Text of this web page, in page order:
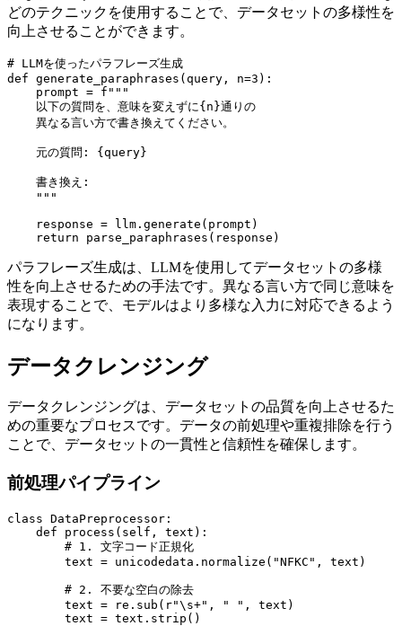
どのテクニックを使用することで、データセットの多様性を
向上させることができます。
# LLMを使ったパラフレーズ生成
def generate_paraphrases(query, n=3):
    prompt = f"""
    以下の質問を、意味を変えずに{n}通りの
    異なる言い方で書き換えてください。
    元の質問: {query}
    書き換え:
    """
    response = llm.generate(prompt)
パラフレーズ生成は、LLMを使用してデータセットの多様
性を向上させるための手法です。異なる言い方で同じ意味を
表現することで、モデルはより多様な入力に対応できるよう
になります。
データクレンジング
データクレンジングは、データセットの品質を向上させるた
めの重要なプロセスです。データの前処理や重複排除を行う
ことで、データセットの一貫性と信頼性を確保します。
前処理パイプライン
class DataPreprocessor:
    def process(self, text):
        # 1. 文字コード正規化
        text = unicodedata.normalize("NFKC", text)
        # 2. 不要な空白の除去
        text = re.sub(r"\s+", " ", text)
        text = text.strip()